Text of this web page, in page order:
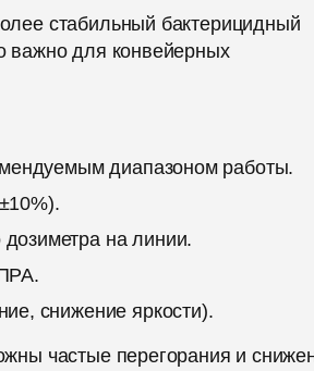
стабильный бактерицидный
важно для конвейерных
диапазоном работы.
на линии.
снижение яркости).
частые перегорания и